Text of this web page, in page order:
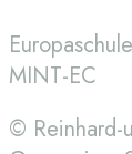
Europaschule
MINT-EC
© Reinhard-